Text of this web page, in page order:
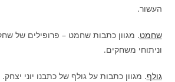
העשור.
שחמט. מגוון כתבות שחמט – פרופילים של
וניתוחי משחקים.
גולף. מגוון כתבות על גולף של כתבנו יוני יצחק.